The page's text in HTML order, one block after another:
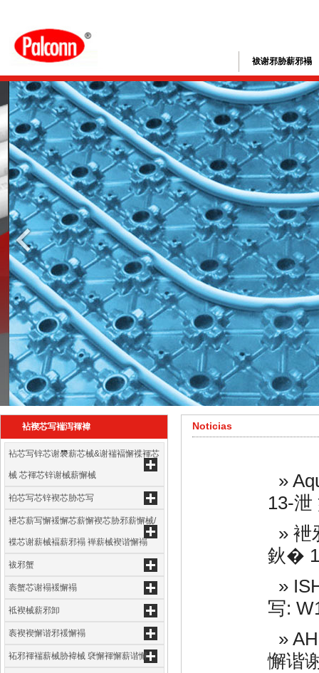
袚谢邪胁薪邪褟
袩褉芯写褍泻褌褘
袩芯写锌芯谢褜薪芯械&谢褍褔懈褋褌芯
械 芯褌芯锌谢械薪懈械
袙芯写芯锌褉芯胁芯写
袣芯薪写懈褑懈芯薪懈褉芯胁邪薪懈械/
褋芯谢薪械褔薪邪褟 褝薪械褉谐懈褟
袚邪蟹
袠蟹芯谢褟褑懈褟
袛褉械薪邪卸
袠褉褉懈谐邪褑懈褟
袥邪褌褍薪械胁褘械 褎懈褌懈薪谐懈
Noticias
»
13-泄
» 袣
鈥�
»
写:
»
懈谐